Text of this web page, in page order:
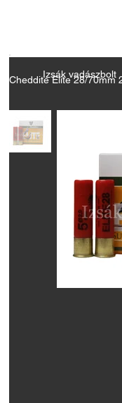
Izsák vadászbolt
Cheddite Elite 28/70mm